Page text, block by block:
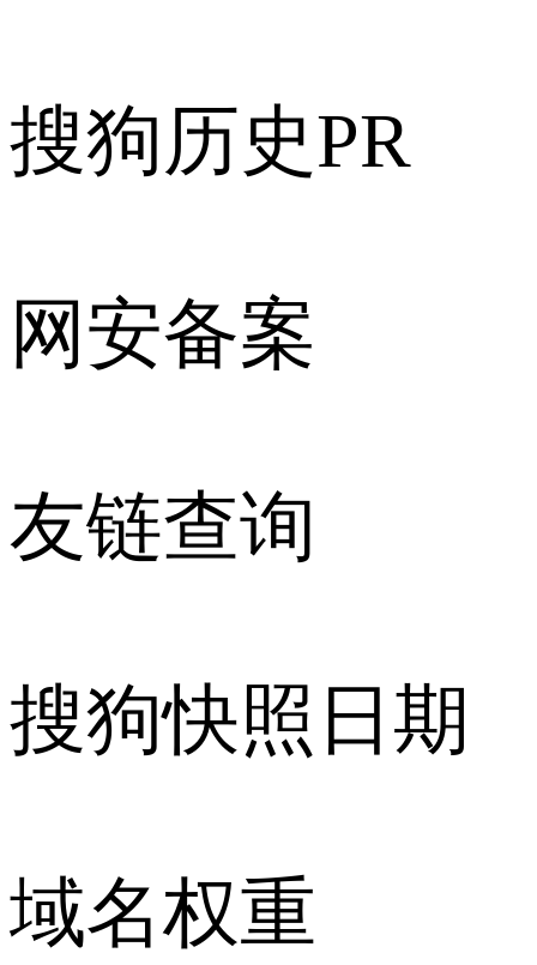
搜狗历史PR
网安备案
友链查询
搜狗快照日期
域名权重